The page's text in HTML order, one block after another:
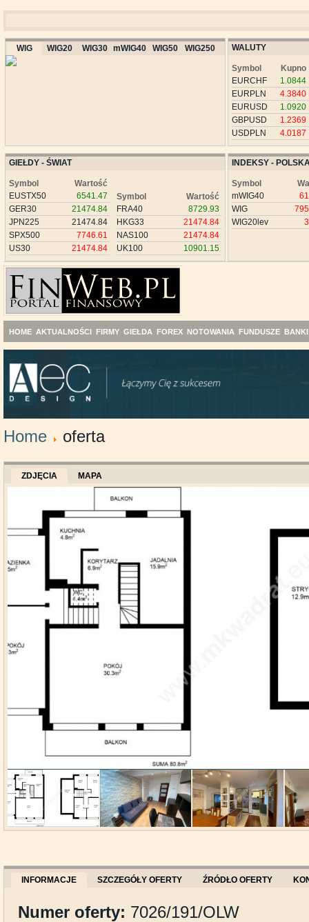
WIG WIG20 WIG30 mWIG40 WIG50 WIG250 WALUTY
Symbol
Kupno
EURCHF
1.0844
EURPLN
4.3840
EURUSD
1.0920
GBPUSD
1.2369
USDPLN
4.0187
GIEŁDY - ŚWIAT
Symbol
Wartość
EUSTX50
6541.47
GER30
21474.84
JPN225
21474.84
SPX500
7746.61
US30
21474.84
Symbol
Wartość
FRA40
8729.93
HKG33
21474.84
NAS100
21474.84
UK100
10901.15
INDEKSY -
Symbol
mWIG40
WIG
WIG20lev
HOME AKTUALNOŚCI FIRMY GIEŁDA FOREX NOTOWANIA FUNDUSZE BANKI
Home oferta
ZDJĘCIA MAPA
INFORMACJE SZCZEGÓŁY OFERTY ŹRÓDŁO OFERTY
Numer oferty: 7026/191/OLW